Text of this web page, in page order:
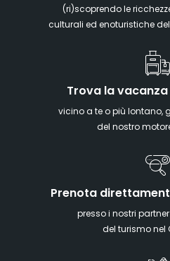
(ri)scoprendo le
culturali ed enoturistiche
Trova la
vicino a te o più lontano,
del nostro
Prenota
presso i nostri
del turismo nel